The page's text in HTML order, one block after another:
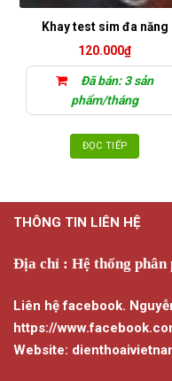
Khay test sim đa năng
120.000₫
Đã bán: 3 sản
phẩm/tháng
ĐỌC TIẾP
THÔNG TIN LIÊN HỆ
Địa chỉ : Hệ thống phân
Liên hệ facebook.
https://
Website: